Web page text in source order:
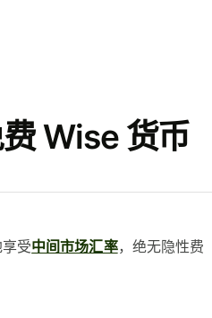
Wise 货币
受中间市场汇率，绝无隐性费